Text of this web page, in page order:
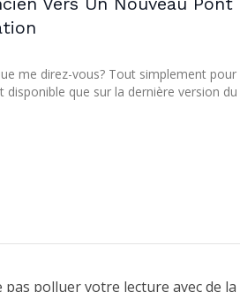
me direz-vous? Tout simplement
disponible que sur la dernière version
polluer votre lecture avec de